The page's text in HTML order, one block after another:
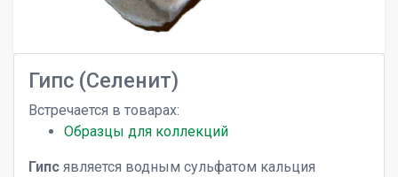
Гипс (Селенит)
Встречается в товарах:
Образцы для коллекций
Гипс является водным сульфатом кальция